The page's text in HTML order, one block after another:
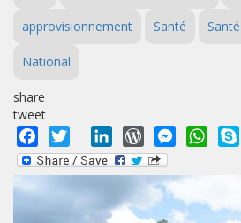
approvisionnement Santé Santé
National
share
tweet
Facebook
Twitter LinkedInWordPressMessenger